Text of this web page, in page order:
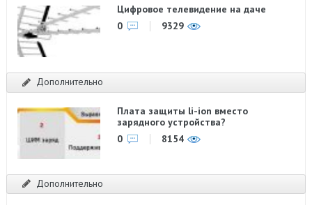
Цифровое телевидение на даче
0
9329
Дополнительно
Плата защиты li-ion вместо
зарядного устройства?
0
8154
Дополнительно